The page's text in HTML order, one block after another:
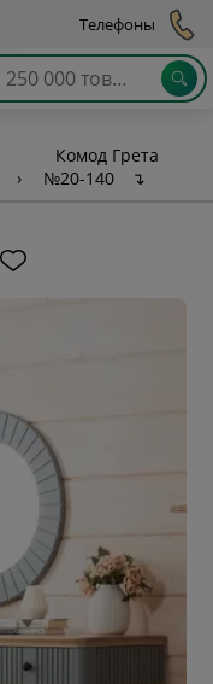
Телефоны
›
Комод Грета
№20-140
↴